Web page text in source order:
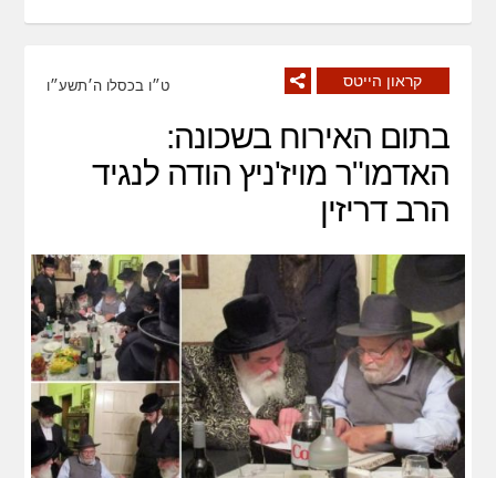
קראון הייטס ט״ו בכסלו ה׳תשע״ו
בתום האירוח בשכונה:
האדמו"ר מויז'ניץ הודה לנגיד
הרב דריזין